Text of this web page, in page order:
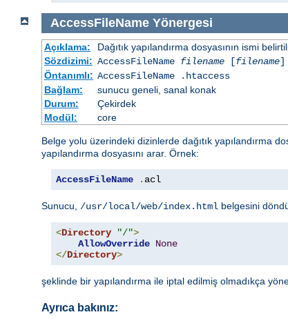
AccessFileName Yönergesi
Açıklama:
Dağıtık yapılandırma dosyasının ismi
Sözdizimi: AccessFileName filename[filename]
Öntanımlı: AccessFileName .htaccess
Bağlam:
sunucu geneli, sanal konak
Durum:
Çekirdek
Modül:
core
Belge yolu üzerindeki dizinlerde dağıtık yapılandırma
yapılandırma dosyasını arar. Örnek:
AccessFileName . acl
Sunucu, /usr/local/web/index.html belgesini
<Directory "/">
AllowOverride None
</Directory>
şeklinde bir yapılandırma ile iptal edilmiş olmadıkça
Ayrıca bakınız: